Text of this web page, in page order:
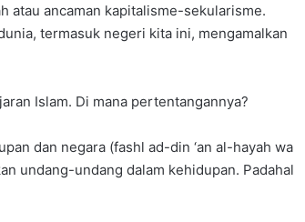
atau ancaman kapitalisme-sekularisme.
termasuk negeri kita ini, mengamalkan
Islam. Di mana pertentangannya?
dan negara (fashl ad-din ‘an al-hayah wa
undang-undang dalam kehidupan. Padahal